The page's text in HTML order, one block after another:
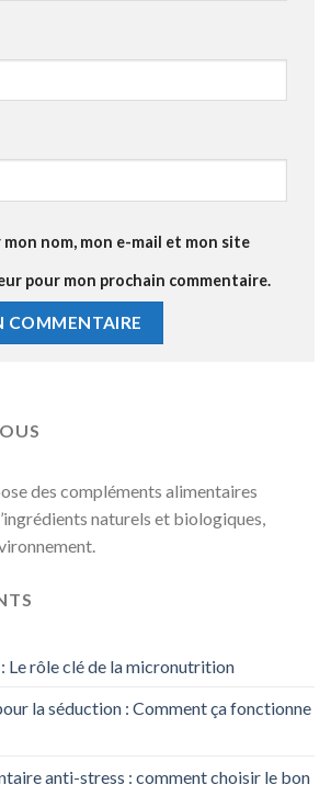
nom, mon e-mail et mon site
pour mon prochain commentaire.
des compléments alimentaires
naturels et biologiques,
Le rôle clé de la micronutrition
la séduction : Comment ça fonctionne
anti-stress : comment choisir le bon